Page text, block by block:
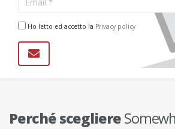
Ho letto ed accetto la Privacy policy
Perché scegliere